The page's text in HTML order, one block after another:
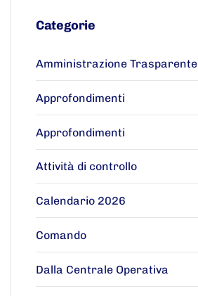
Categorie
Amministrazione Trasparente
Approfondimenti
Approfondimenti
Attività di controllo
Calendario 2026
Comando
Dalla Centrale Operativa